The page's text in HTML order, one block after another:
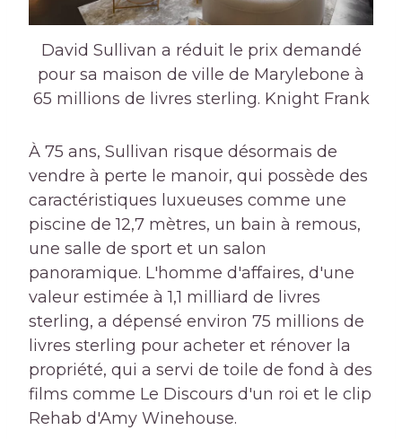
David Sullivan a réduit le prix demandé
pour sa maison de ville de Marylebone à
65 millions de livres sterling. Knight Frank
À 75 ans, Sullivan risque désormais de
vendre à perte le manoir, qui possède des
caractéristiques luxueuses comme une
piscine de 12,7 mètres, un bain à remous,
une salle de sport et un salon
panoramique. L'homme d'affaires, d'une
valeur estimée à 1,1 milliard de livres
sterling, a dépensé environ 75 millions de
livres sterling pour acheter et rénover la
propriété, qui a servi de toile de fond à des
films comme Le Discours d'un roi et le clip
Rehab d'Amy Winehouse.